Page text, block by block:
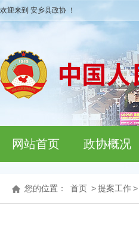
欢迎来到 安乡县政协 ！
网站首页 政协概况
您的位置： 首页 >提案工作>